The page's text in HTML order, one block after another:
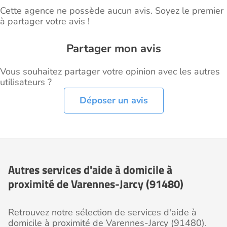
Cette agence ne possède aucun avis. Soyez le premier
à partager votre avis !
Partager mon avis
Vous souhaitez partager votre opinion avec les autres
utilisateurs ?
Déposer un avis
Autres services d'aide à domicile à
proximité de Varennes-Jarcy (91480)
Retrouvez notre sélection de services d'aide à
domicile à proximité de Varennes-Jarcy (91480).